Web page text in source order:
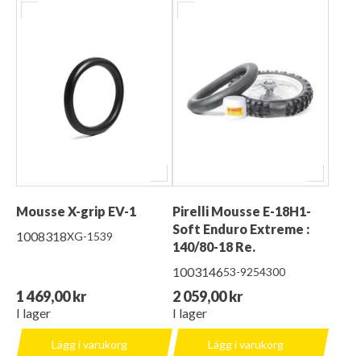
Mousse X-grip EV-1
1008318XG-1539
1 469,00 kr
I lager
Lägg i varukorg
Pirelli Mousse E-18H1-
Soft Enduro Extreme :
140/80-18 Re.
100314653-9254300
2 059,00 kr
I lager
Lägg i varukorg